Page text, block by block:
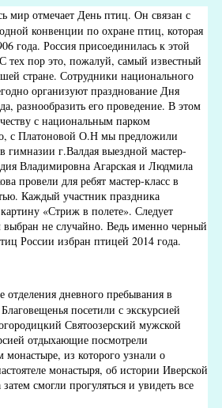
мир отмечает День птиц. Он связан с
конвенции по охране птиц, которая
года. Россия присоединилась к этой
тех пор это, пожалуй, самый известный
стране. Сотрудники национального
организуют празднование Дня
разнообразить его проведение. В этом
с национальным парком
с Платоновой О.Н мы предложили
гимназии г.Валдая выездной мастер-
Владимировна Агарская и Людмила
провели для ребят мастер-класс в
Каждый участник праздника
«Стриж в полете». Следует
выбран не случайно. Ведь именно черный
России избран птицей 2014 года.
дневного пребывания в
посетили с экскурсией
Святоозерский мужской
отдыхающие посмотрели
из которого узнали о
монастыря, об истории Иверской
смогли прогуляться и увидеть все